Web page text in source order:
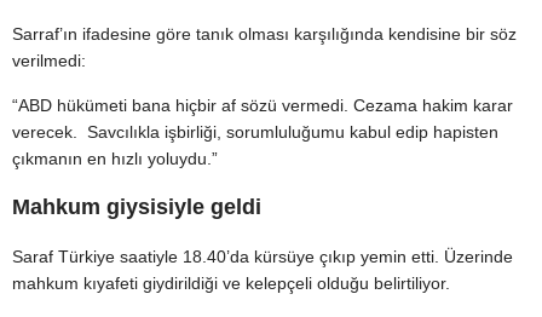
Sarraf’ın ifadesine göre tanık olması karşılığında kendisine bir söz
verilmedi:
“ABD hükümeti bana hiçbir af sözü vermedi. Cezama hakim karar
verecek. Savcılıkla işbirliği, sorumluluğumu kabul edip hapisten
çıkmanın en hızlı yoluydu.”
Mahkum giysisiyle geldi
Saraf Türkiye saatiyle 18.40’da kürsüye çıkıp yemin etti. Üzerinde
mahkum kıyafeti giydirildiği ve kelepçeli olduğu belirtiliyor.